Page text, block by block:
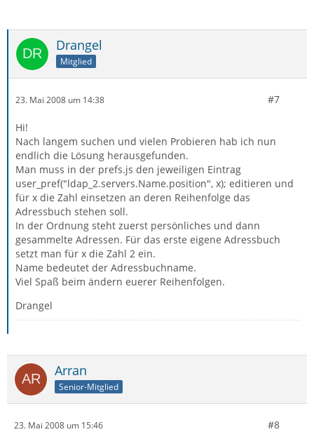
Drangel
Mitglied
23. Mai 2008 um 14:38 #7
Hi!
Nach langem suchen und vielen Probieren hab ich nun
endlich die Lösung herausgefunden.
Man muss in der prefs.js den jeweiligen Eintrag
user_pref("ldap_2.servers.Name.position", x); editieren und
für x die Zahl einsetzen an deren Reihenfolge das
Adressbuch stehen soll.
In der Ordnung steht zuerst persönliches und dann
gesammelte Adressen. Für das erste eigene Adressbuch
setzt man für x die Zahl 2 ein.
Name bedeutet der Adressbuchname.
Viel Spaß beim ändern euerer Reihenfolgen.
Drangel
Arran
Senior-Mitglied
23. Mai 2008 um 15:46 #8